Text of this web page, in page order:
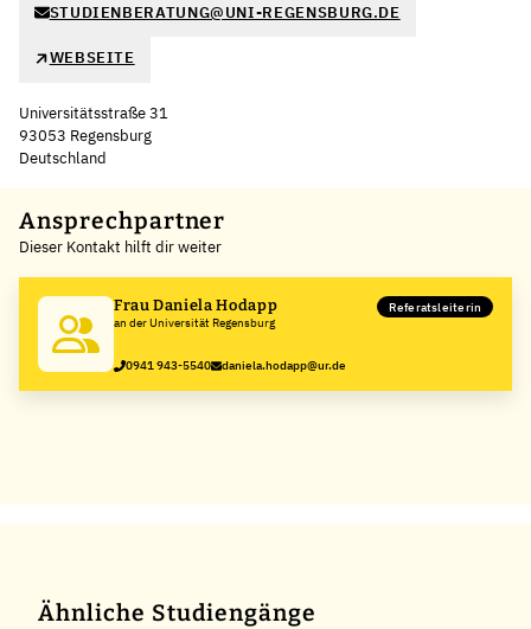
STUDIENBERATUNG@UNI-REGENSBURG.DE
WEBSEITE
Universitätsstraße 31
93053 Regensburg
Deutschland
+
−
Ansprechpartner
Dieser Kontakt hilft dir weiter
Frau Daniela Hodapp
an der Universität Regensburg
Referatsleiterin
0941 943-5540 daniela.hodapp@ur.de
Ähnliche Studiengänge